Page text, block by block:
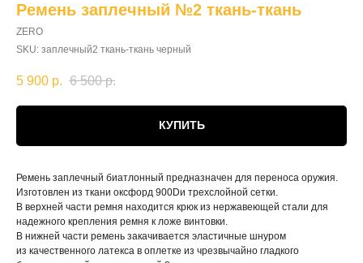
Ремень заплечный №2 ткань-ткань
ZERO
SKU: заплечный2 ткань-ткань черный
5 900 р. 6 500 р.
КУПИТЬ
Ремень заплечный биатлонный предназначен для переноса оружия.
Изготовлен из ткани оксфорд 900Dи трехслойной сетки.
В верхней части ремня находится крюк из нержавеющей стали для
надежного крепления ремня к ложе винтовки.
В нижней части ремень закачивается эластичные шнуром
из качественного латекса в оплетке из чрезвычайно гладкого